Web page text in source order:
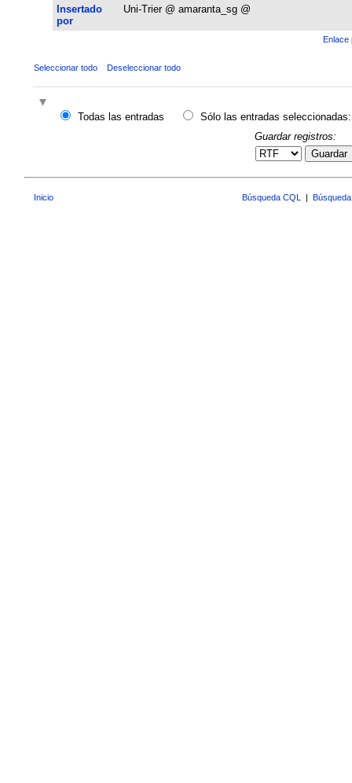
Insertado
por
Uni-Trier @ amaranta_sg @
Enlace
Seleccionar todo Deseleccionar todo
Todas las entradas
Sólo las entradas seleccionadas:
Guardar registros:
Guardar
Inicio Búsqueda CQL